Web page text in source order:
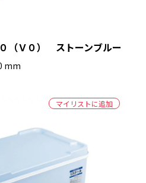
（Ｖ０） ストーンブルー
mm
マイリストに追加